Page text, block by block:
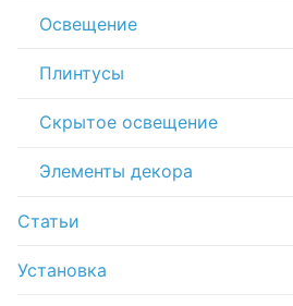
Освещение
Плинтусы
Скрытое освещение
Элементы декора
Статьи
Установка